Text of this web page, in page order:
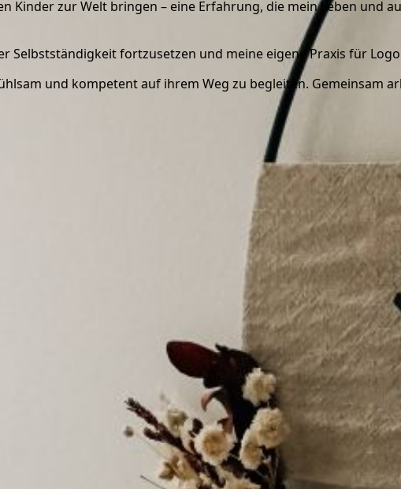
Kinder zur Welt bringen – eine Erfahrung, die mein Leben und
Selbstständigkeit fortzusetzen und meine eigene Praxis für
und kompetent auf ihrem Weg zu begleiten. Gemeinsam